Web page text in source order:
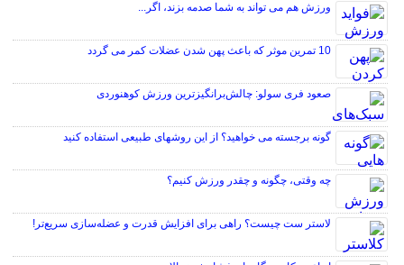
ورزش هم می تواند به شما صدمه بزند، اگر...
10 تمرین موثر که باعث پهن شدن عضلات کمر می گردد
صعود فری سولو: چالش‌برانگیزترین ورزش کوهنوردی
گونه برجسته می خواهید؟ از این روشهای طبیعی استفاده کنید
چه وقتی، چگونه و چقدر ورزش کنیم؟
لاستر ست چیست؟ راهی برای افزایش قدرت و عضله‌سازی سریع‌تر!